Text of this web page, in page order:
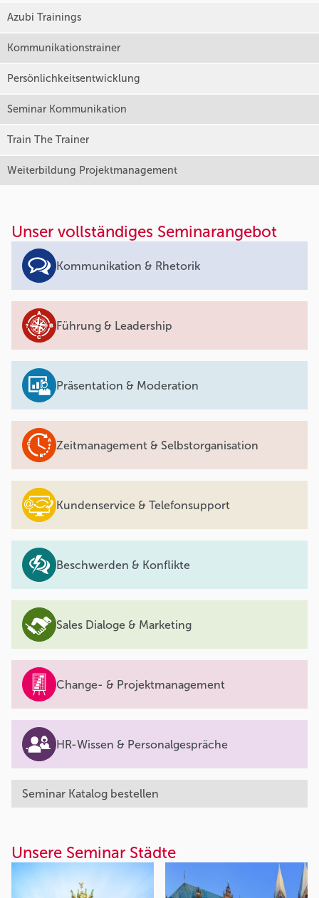
Azubi Trainings
Kommunikationstrainer
Persönlichkeitsentwicklung
Seminar Kommunikation
Train The Trainer
Weiterbildung Projektmanagement
Unser vollständiges Seminarangebot
Kommunikation & Rhetorik
Führung & Leadership
Präsentation & Moderation
Zeitmanagement & Selbstorganisation
Kundenservice & Telefonsupport
Beschwerden & Konflikte
Sales Dialoge & Marketing
Change- & Projektmanagement
HR-Wissen & Personalgespräche
Seminar Katalog bestellen
Unsere Seminar Städte